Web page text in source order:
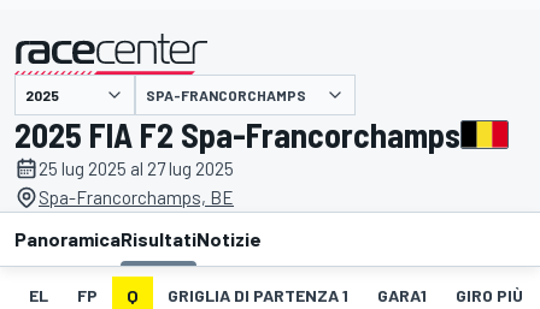
presentato da SPA-FRANCORCHAMPS
2025 FIA F2 Spa-Francorchamps
25 lug 2025 al 27 lug 2025
Spa-Francorchamps, BE
PanoramicaRisultatiNotizie
EL FP Q GRIGLIA DI PARTENZA 1 GARA1 GIRO PIÙ